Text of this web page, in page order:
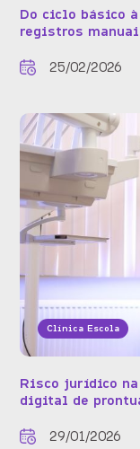
Do ciclo básico
registros
25/02/2026
Clínica Escola
Risco jurídico
digital de
29/01/2026